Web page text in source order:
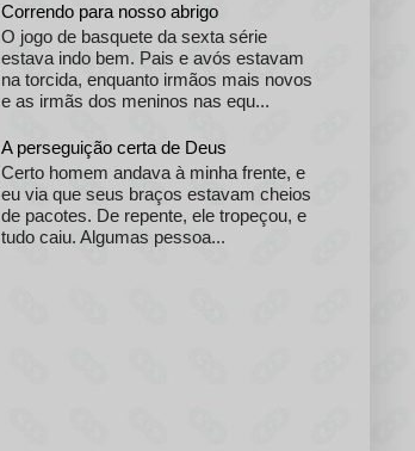
Correndo para nosso abrigo
O jogo de basquete da sexta série
estava indo bem. Pais e avós estavam
na torcida, enquanto irmãos mais novos
e as irmãs dos meninos nas equ...
A perseguição certa de Deus
Certo homem andava à minha frente, e
eu via que seus braços estavam cheios
de pacotes. De repente, ele tropeçou, e
tudo caiu. Algumas pessoa...